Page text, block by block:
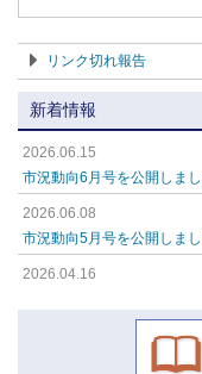
システムラック類 (17)
設備ソフトウエア (39)
全製品カタログ2022-
総合カタログ2022-
マスプロカタログ2023
共同受信設備機器22-
リンク切れ報告
新着情報
2026.06.15
市況動向6月号を公開しまし
2026.06.08
市況動向5月号を公開しまし
2026.04.16
市況動向3月号を公開しま